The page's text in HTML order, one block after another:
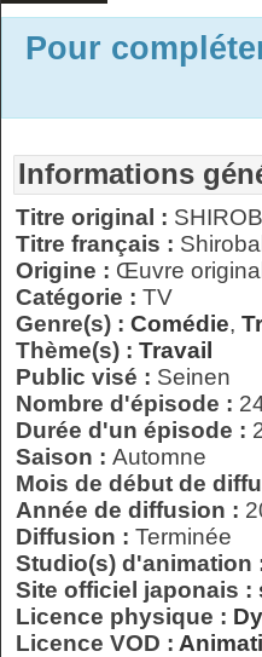
Pour
Informations
Titre original :
Titre français :
Origine : Œuvre
Catégorie : TV
Genre(s) : Comédie,
Thème(s) : Travail
Public visé : Seinen
Nombre d'épisode :
Durée d'un épisode :
Saison : Automne
Mois de début de
Année de diffusion :
Diffusion : Terminée
Studio(s) d'animation
Site officiel japonais :
Licence physique :
Licence VOD :